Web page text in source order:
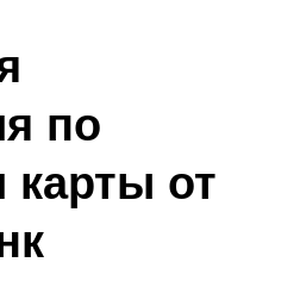
по
карты от